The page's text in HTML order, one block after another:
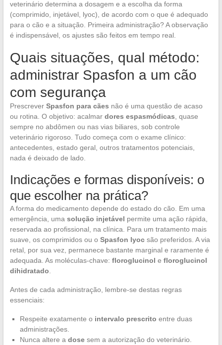
veterinário determina a dosagem e a escolha da forma
(comprimido, injetável, lyoc), de acordo com o que é adequado
para o cão e a situação. Primeira administração? A observação
é indispensável, os ajustes são feitos em tempo real.
Quais situações, qual método:
administrar Spasfon a um cão
com segurança
Prescrever Spasfon para cães não é uma questão de acaso
ou rotina. O objetivo: acalmar dores espasmódicas , quase
sempre no abdômen ou nas vias biliares, sob controle
veterinário rigoroso. Tudo começa com o exame clínico:
antecedentes, estado geral, outros tratamentos potenciais,
nada é deixado de lado.
Indicações e formas disponíveis: o
que escolher na prática?
A forma do medicamento depende do estado do cão. Em uma
emergência, uma solução injetável permite uma ação rápida,
reservada ao profissional, na clínica. Para um tratamento mais
suave, os comprimidos ou o Spasfon lyocsão preferidos. A via
retal, por sua vez, permanece bastante marginal e raramente é
adequada. As moléculas-chave: floroglucinol e floroglucinol
dihidratado
Antes de cada administração, lembre-se destas regras
essenciais:
Respeite exatamente o intervalo prescrito entre duas
administrações.
Nunca altere a dosesem a autorização do veterinário.